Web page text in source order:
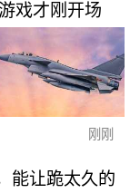
戏才刚开场
刚刚
能让跪太久的